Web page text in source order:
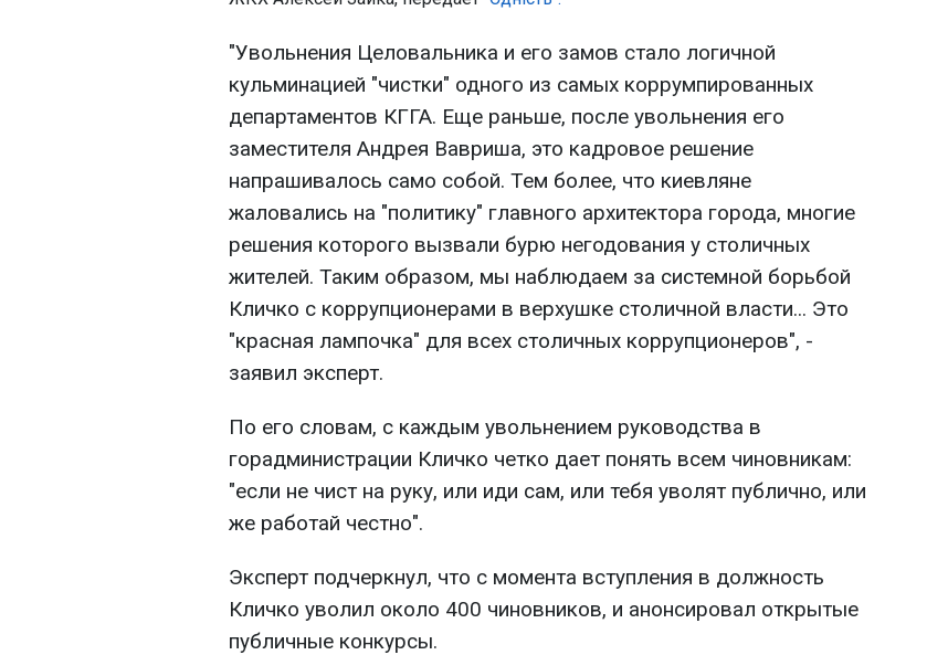
"Увольнения Целовальника и его замов стало логичной
кульминацией "чистки" одного из самых коррумпированных
департаментов КГГА. Еще раньше, после увольнения его
заместителя Андрея Вавриша, это кадровое решение
напрашивалось само собой. Тем более, что киевляне
жаловались на "политику" главного архитектора города, многие
решения которого вызвали бурю негодования у столичных
жителей. Таким образом, мы наблюдаем за системной борьбой
Кличко с коррупционерами в верхушке столичной власти... Это
"красная лампочка" для всех столичных коррупционеров", -
заявил эксперт.
По его словам, с каждым увольнением руководства в
горадминистрации Кличко четко дает понять всем чиновникам:
"если не чист на руку, или иди сам, или тебя уволят публично, или
же работай честно".
Эксперт подчеркнул, что с момента вступления в должность
Кличко уволил около 400 чиновников, и анонсировал открытые
публичные конкурсы.